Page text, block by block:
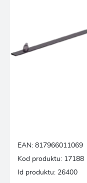
EAN: 817966011069
Kod produktu: 17188
Id produktu: 26400